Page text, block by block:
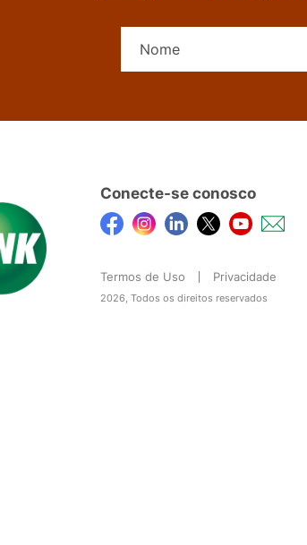
Conecte-se conosco
Termos de Uso Privacidade
2026, Todos os direitos reservados